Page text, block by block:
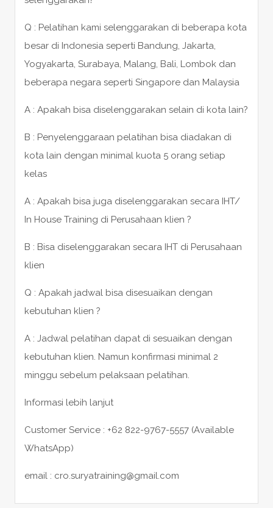
Q : Pelatihan kami selenggarakan di beberapa kota
besar di Indonesia seperti Bandung, Jakarta,
Yogyakarta, Surabaya, Malang, Bali, Lombok dan
beberapa negara seperti Singapore dan Malaysia
A : Apakah bisa diselenggarakan selain di kota lain?
B : Penyelenggaraan pelatihan bisa diadakan di
kota lain dengan minimal kuota 5 orang setiap
kelas
A : Apakah bisa juga diselenggarakan secara IHT/
In House Training di Perusahaan klien ?
B : Bisa diselenggarakan secara IHT di Perusahaan
klien
Q : Apakah jadwal bisa disesuaikan dengan
kebutuhan klien ?
A : Jadwal pelatihan dapat di sesuaikan dengan
kebutuhan klien. Namun konfirmasi minimal 2
minggu sebelum pelaksaan pelatihan.
Informasi lebih lanjut
Customer Service : +62 822-9767-5557 (Available
WhatsApp)
email : cro.suryatraining@gmail.com